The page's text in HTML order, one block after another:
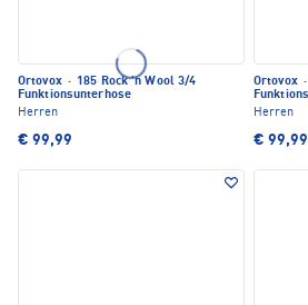
Ortovox · 185 Rock 'n Wool 3/4
Funktionsunterhose
Herren
€ 99,99
Ortovox ·
Herren
€ 99,99